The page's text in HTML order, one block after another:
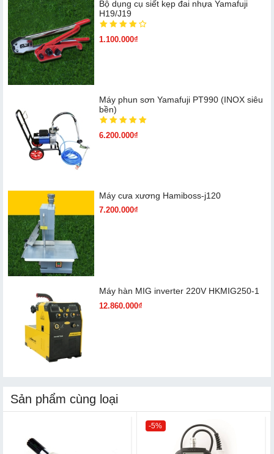
Bộ dụng cụ siết kẹp đai nhựa Yamafuji
H19/J19
1.100.000₫
Máy phun sơn Yamafuji PT990 (INOX siêu
bền)
6.200.000₫
Máy cưa xương Hamiboss-j120
7.200.000₫
Máy hàn MIG inverter 220V HKMIG250-1
12.860.000₫
Sản phẩm cùng loại
-5%